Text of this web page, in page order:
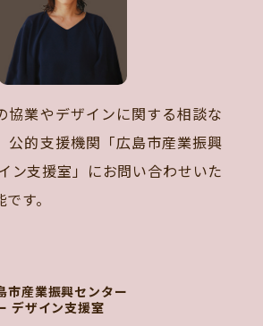
協業やデザインに関する相談な
公的支援機関「広島市産業振興
ン支援室」にお問い合わせいた
す。
市産業振興センター
デザイン支援室